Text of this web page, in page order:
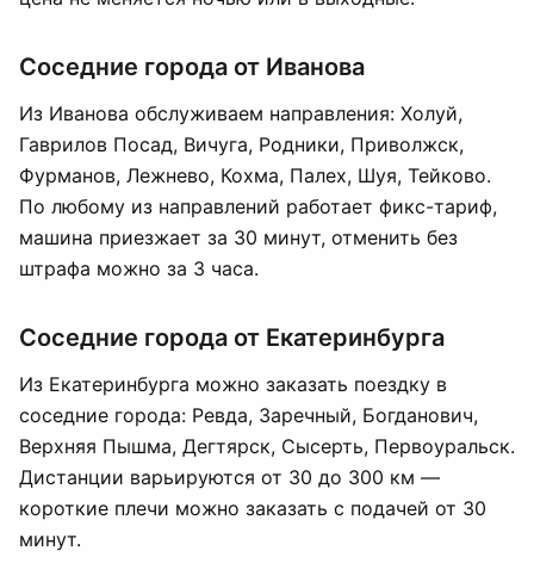
Соседние города от Иванова
Из Иванова обслуживаем направления: Холуй,
Гаврилов Посад, Вичуга, Родники, Приволжск,
Фурманов, Лежнево, Кохма, Палех, Шуя, Тейково.
По любому из направлений работает фикс-тариф,
машина приезжает за 30 минут, отменить без
штрафа можно за 3 часа.
Соседние города от Екатеринбурга
Из Екатеринбурга можно заказать поездку в
соседние города: Ревда, Заречный, Богданович,
Верхняя Пышма, Дегтярск, Сысерть, Первоуральск.
Дистанции варьируются от 30 до 300 км —
короткие плечи можно заказать с подачей от 30
минут.